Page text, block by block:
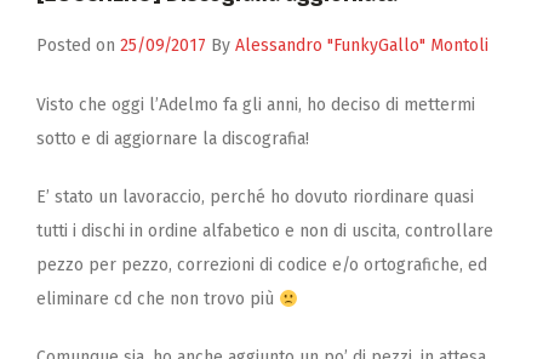
Contatti
Posted on 25/09/2017 By Alessandro "FunkyGallo" Montoli
Visto che oggi l’Adelmo fa gli anni, ho deciso di mettermi
sotto e di aggiornare la discografia!
E’ stato un lavoraccio, perché ho dovuto riordinare quasi
tutti i dischi in ordine alfabetico e non di uscita, controllare
pezzo per pezzo, correzioni di codice e/o ortografiche, ed
eliminare cd che non trovo più